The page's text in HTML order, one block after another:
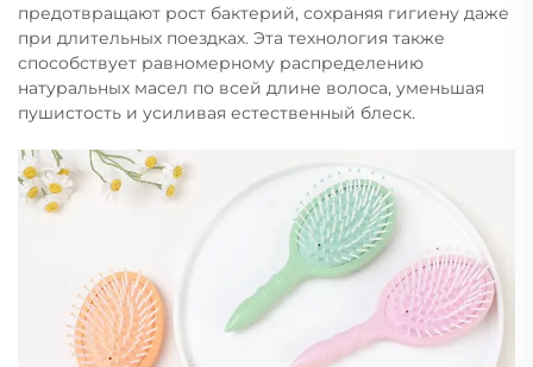
предотвращают рост бактерий, сохраняя гигиену даже
при длительных поездках. Эта технология также
способствует равномерному распределению
натуральных масел по всей длине волоса, уменьшая
пушистость и усиливая естественный блеск.